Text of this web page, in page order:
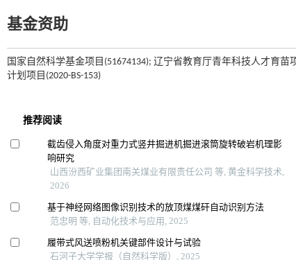
基金资助
国家自然科学基金项目(51674134); 辽宁省教育厅青年科技人才育苗
计划项目(2020-BS-153)